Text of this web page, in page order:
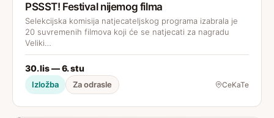
PSSST! Festival nijemog filma
Selekcijska komisija natjecateljskog programa izabrala je
20 suvremenih filmova koji će se natjecati za nagradu
Veliki…
30. lis — 6. stu
Izložba Za odrasle CeKaTe